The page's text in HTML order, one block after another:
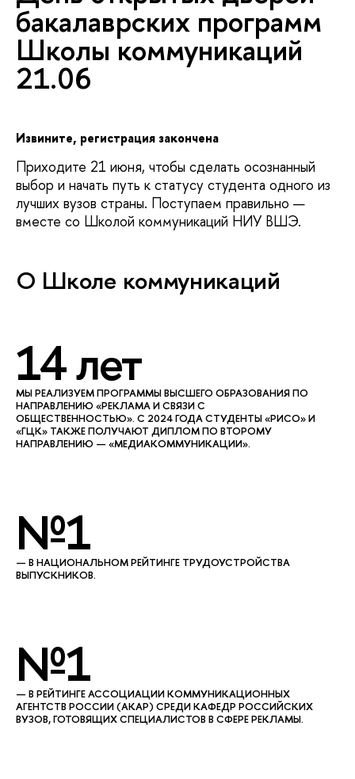
акалаврских программ
Школы коммуникаций
21.06
Извините, регистрация закончена
Приходите 21 июня, чтобы сделать осознанный
ыбор и начать путь к статусу студента одного из
лучших вузов страны. Поступаем правильно —
месте со Школой коммуникаций НИУ ВШЭ.
О Школе коммуникаций
14 лет
МЫ РЕАЛИЗУЕМ ПРОГРАММЫ ВЫСШЕГО ОБРАЗОВАНИЯ ПО
НАПРАВЛЕНИЮ «РЕКЛАМА И СВЯЗИ С
ОБЩЕСТВЕННОСТЬЮ». С 2024 ГОДА СТУДЕНТЫ «РИСО» И
«ГЦК» ТАКЖЕ ПОЛУЧАЮТ ДИПЛОМ ПО ВТОРОМУ
НАПРАВЛЕНИЮ — «МЕДИАКОММУНИКАЦИИ».
№1
— В НАЦИОНАЛЬНОМ РЕЙТИНГЕ ТРУДОУСТРОЙСТВА
ЫПУСКНИКОВ.
№1
— В РЕЙТИНГЕ АССОЦИАЦИИ КОММУНИКАЦИОННЫХ
АГЕНТСТВ РОССИИ (АКАР) СРЕДИ КАФЕДР РОССИЙСКИХ
УЗОВ, ГОТОВЯЩИХ СПЕЦИАЛИСТОВ В СФЕРЕ РЕКЛАМЫ.